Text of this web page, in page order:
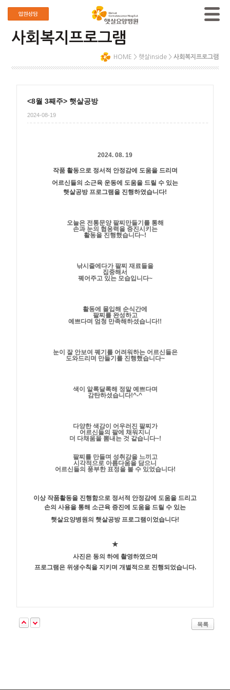
사회복지프로그램
HOME > 햇살inside> 사회복지프로그램
<8월 3째주> 햇살공방
2024-08-19
2024. 08. 19
작품 활동으로 정서적 안정감에 도움을 드리며
어르신들의 소근육 운동에 도움을 드릴 수 있는
햇살공방 프로그램을 진행하였습니다!
오늘은 전통문양 팔찌만들기를 통해
손과 눈의 협응력을 증진시키는
활동을 진행했습니다~!
낚시줄에다가 팔찌 재료들을
집중해서
꿰어주고 있는 모습입니다~
활동에 몰입해 순식간에
팔찌를 완성하고
예쁘다며 엄청 만족해하셨습니다!!
눈이 잘 안보여 꿰기를 어려워하는 어르신들은
도와드리며 만들기를 진행했습니다~
색이 알록달록해 정말 예쁘다며
감탄하셨습니다!^-^
다양한 색감이 어우러진 팔찌가
어르신들의 팔에 채워지니
더 다채움을 뽐내는 것 같습니다~!
팔찌를 만들며 성취감을 느끼고
시각적으로 아름다움을 담으니
어르신들의 풍부한 표정을 볼 수 있었습니다!
이상 작품활동을 진행함으로 정서적 안정감에 도움을 드리고
손의 사용을 통해 소근육 증진에 도움을 드릴 수 있는
햇살요양병원의 햇살공방 프로그램이었습니다!
★
사진은 동의 하에 촬영하였으며
프로그램은 위생수칙을 지키며 개별적으로 진행되었습니다.
목록